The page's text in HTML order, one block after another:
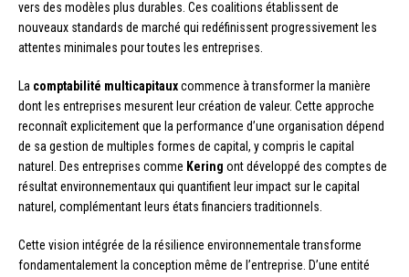
vers des modèles plus durables. Ces coalitions établissent de
nouveaux standards de marché qui redéfinissent progressivement les
attentes minimales pour toutes les entreprises.
La comptabilité multicapitauxcommence à transformer la manière
dont les entreprises mesurent leur création de valeur. Cette approche
reconnaît explicitement que la performance d’une organisation dépend
de sa gestion de multiples formes de capital, y compris le capital
naturel. Des entreprises comme Kering ont développé des comptes de
résultat environnementaux qui quantifient leur impact sur le capital
naturel, complémentant leurs états financiers traditionnels.
Cette vision intégrée de la résilience environnementale transforme
fondamentalement la conception même de l’entreprise. D’une entité